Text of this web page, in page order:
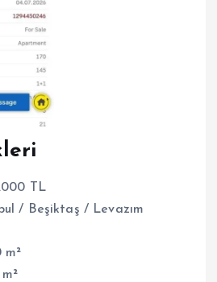
TL
/ Beşiktaş / Levazım
m²
m²